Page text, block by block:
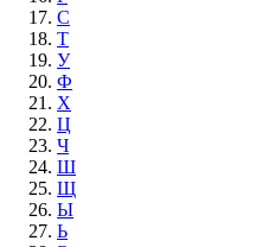
С
Т
У
Ф
Х
Ц
Ч
Ш
Щ
Ы
Ь